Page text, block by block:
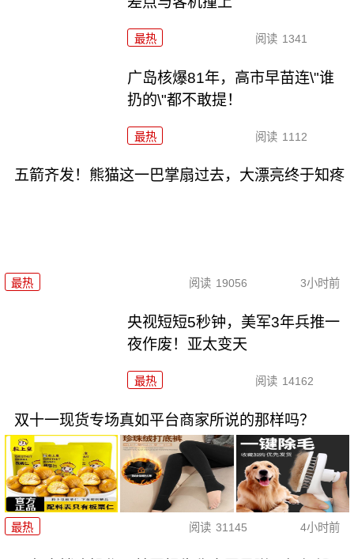
最热 阅读 1341
广岛核爆81年，高市早苗连\"谁
扔的\"都不敢提！
最热 阅读 1112
五箭齐发！熊猫这一巴掌扇过去，大漂亮终于知疼
最热 阅读 19056 3小时前
央视短短5秒钟，美军3年兵推一
夜作废！亚太变天
最热 阅读 14162
双十一现货专场真如平台商家所说的那样吗？
最热 阅读 31145 4小时前